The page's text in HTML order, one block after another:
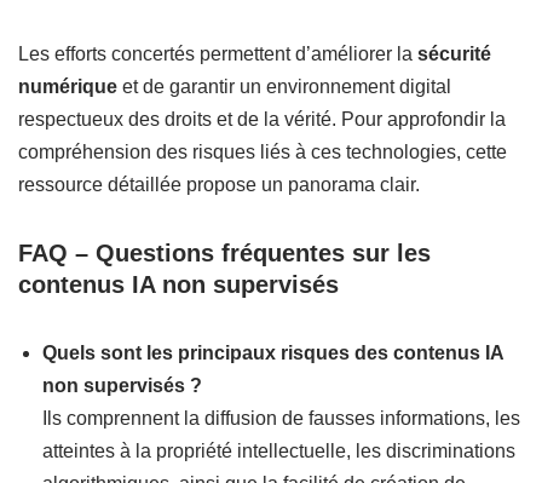
Les efforts concertés permettent d’améliorer la sécurité
numérique et de garantir un environnement digital
respectueux des droits et de la vérité. Pour approfondir la
compréhension des risques liés à ces technologies, cette
ressource détaillée propose un panorama clair.
FAQ – Questions fréquentes sur les
contenus IA non supervisés
Quels sont les principaux risques des contenus IA
non supervisés ?
Ils comprennent la diffusion de fausses informations, les
atteintes à la propriété intellectuelle, les discriminations